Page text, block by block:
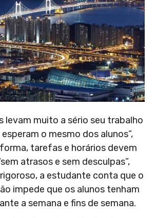
levam muito a sério seu trabalho
o mesmo dos alunos”,
tarefas e horários devem
atrasos e sem desculpas”,
a estudante conta que o
impede que os alunos tenham
a semana e fins de semana.